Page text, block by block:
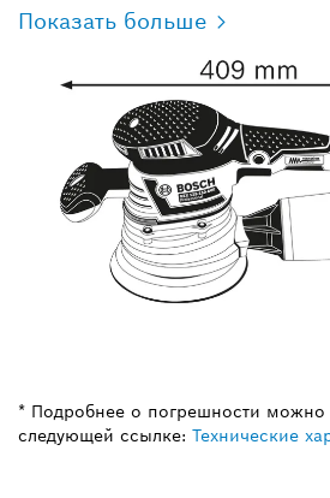
Показать больше
* Подробнее о погрешности можно
следующей ссылке: Технические